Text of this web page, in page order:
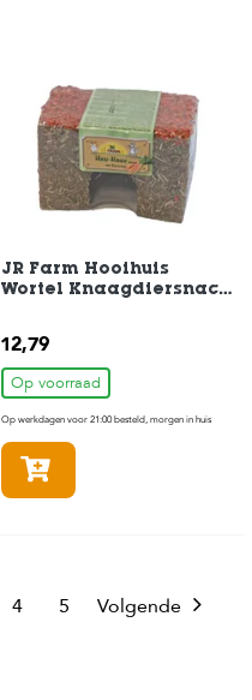
JR Farm Hooihuis
Wortel Knaagdiersnack
12,79
Op voorraad
Op werkdagen voor 21:00 besteld, morgen in huis
4 5 Volgende